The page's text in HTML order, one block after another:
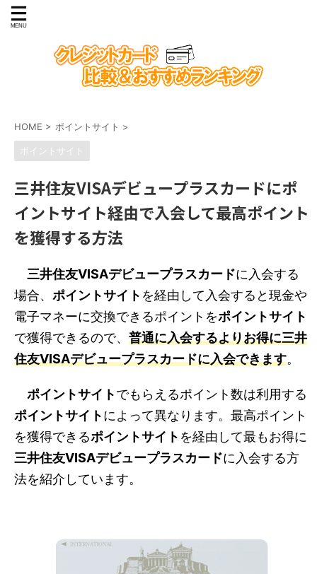
HOME > ポイントサイト >
ポイントサイト
三井住友VISAデビュープラスカードにポ
イントサイト経由で入会して最高ポイント
を獲得する方法
三井住友VISAデビュープラスカードに入会する
場合、 ポイントサイト を経由して入会すると現金や
電子マネーに交換できるポイントをポイントサイト
で獲得できるので、 普通に入会するよりお得に三井
住友VISAデビュープラスカードに入会できます。
ポイントサイトでもらえるポイント数は利用する
ポイントサイトによって異なります。最高ポイント
を獲得できるポイントサイト を経由して最もお得に
三井住友VISAデビュープラスカードに入会する方
法を紹介しています。